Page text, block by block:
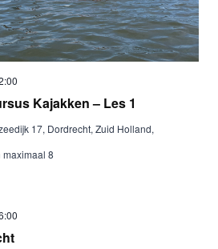
Kajakken – Les 1
17, Dordrecht, Zuid Holland,
8